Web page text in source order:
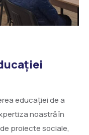
educației de a
noastră în
proiecte sociale,